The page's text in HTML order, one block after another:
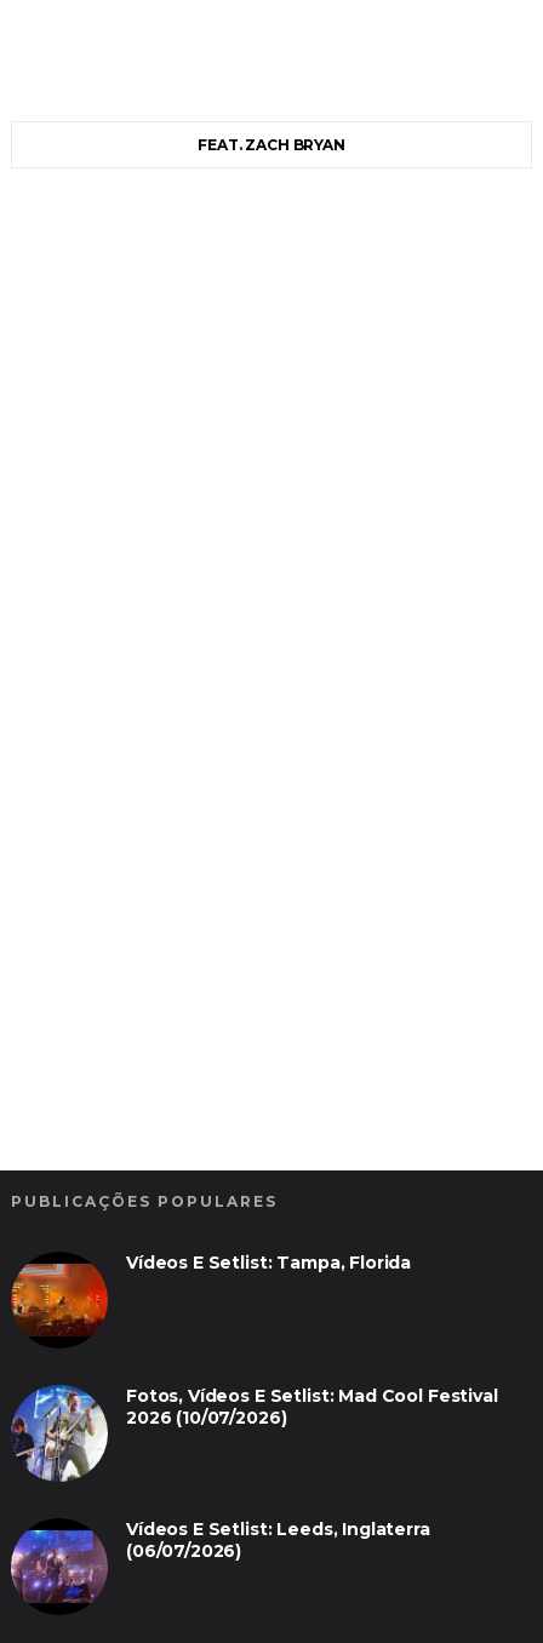
FEAT. ZACH BRYAN
PUBLICAÇÕES POPULARES
Vídeos E Setlist: Tampa, Florida
Fotos, Vídeos E Setlist: Mad Cool Festival
2026 (10/07/2026)
Vídeos E Setlist: Leeds, Inglaterra
(06/07/2026)